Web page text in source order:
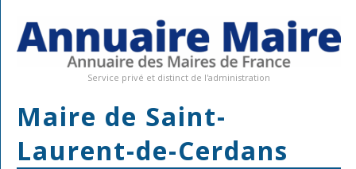
Service privé et distinct de l'administration
Maire de Saint-
Laurent-de-Cerdans